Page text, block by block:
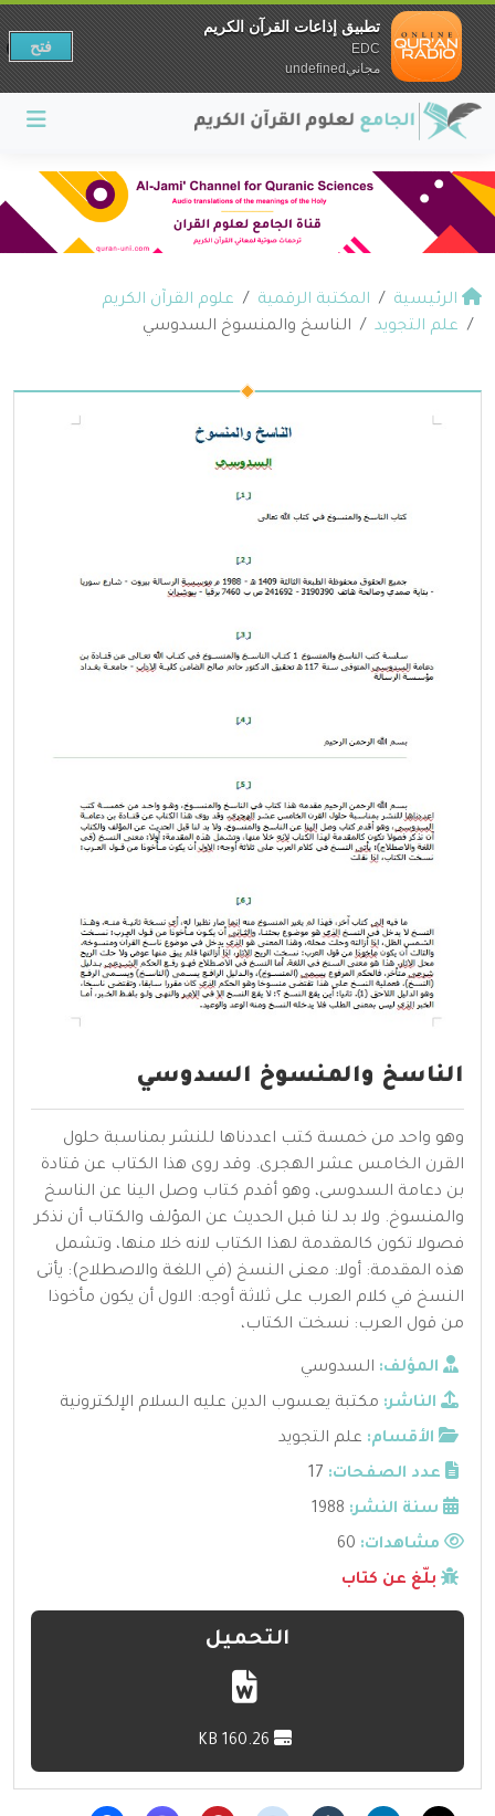
الرئيسية المكتبة الرقمية
علوم القرآن الكريم
علم التجويد
الناسخ والمنسوخ السدوسي
الناسخ والمنسوخ السدوسي
وهو واحد من خمسة كتب اعددناها للنشر بمناسبة حلول
القرن الخامس عشر الهجرى. وقد روى هذا الكتاب عن قتادة
بن دعامة السدوسى، وهو أقدم كتاب وصل الينا عن الناسخ
والمنسوخ. ولا بد لنا قبل الحديث عن المؤلف والكتاب أن نذكر
فصولا تكون كالمقدمة لهذا الكتاب لانه خلا منها، وتشمل
هذه المقدمة: أولا: معنى النسخ (في اللغة والاصطلاح): يأتى
النسخ في كلام العرب على ثلاثة أوجه: الاول أن يكون مأخوذا
من قول العرب: نسخت الكتاب،
المؤلف: السدوسي
الناشر: مكتبة يعسوب الدين عليه السلام الإلكترونية
الأقسام: علم التجويد
عدد الصفحات: 17
سنة النشر: 1988
مشاهدات:
بلّغ عن كتاب
التحميل
تطبيق إذاعات القرآن الكريم
EDC
مجانيundefined
فتح